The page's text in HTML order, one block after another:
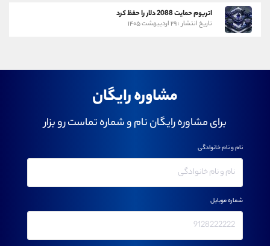
اتریوم حمایت 2088 دلار را حفظ کرد
تاریخ انتشار : ۲۹ اردیبهشت ۱۴۰۵
مشاوره رایگان
برای مشاوره رایگان نام و شماره تماست رو بزار
نام و نام خانوادگی
شماره موبایل